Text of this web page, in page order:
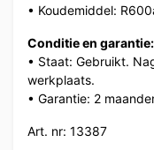
• Koudemiddel:
Conditie en garantie:
• Staat: Gebruikt.
werkplaats.
• Garantie: 2
Art. nr: 13387